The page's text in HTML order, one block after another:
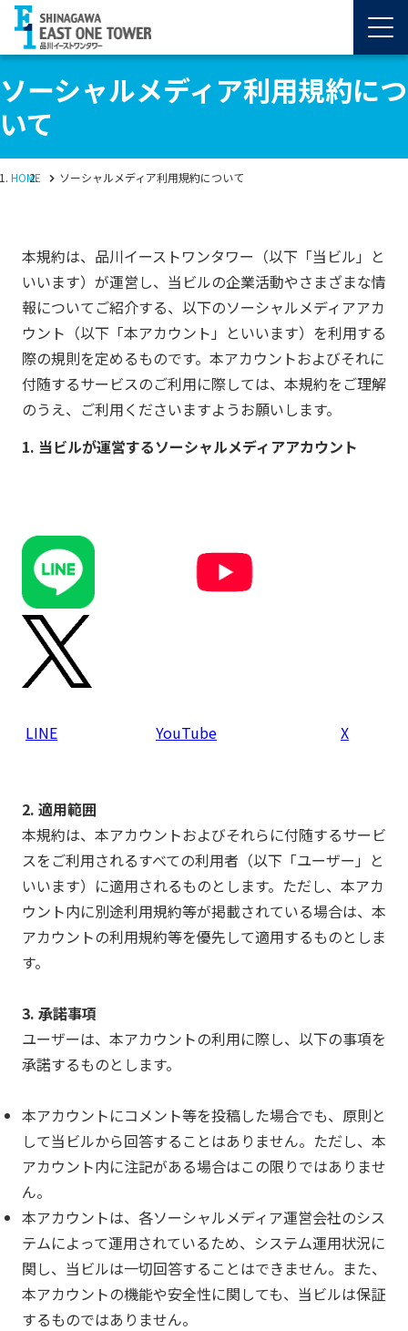
ソーシャルメディア利用規約につ
いて
HOME ソーシャルメディア利用規約について
本規約は、品川イーストワンタワー（以下「当ビル」と
いいます）が運営し、当ビルの企業活動やさまざまな情
報についてご紹介する、以下のソーシャルメディアアカ
ウント（以下「本アカウント」といいます）を利用する
際の規則を定めるものです。本アカウントおよびそれに
付随するサービスのご利用に際しては、本規約をご理解
のうえ、ご利用くださいますようお願いします。
1. 当ビルが運営するソーシャルメディアアカウント
LINE YouTube X
2. 適用範囲
本規約は、本アカウントおよびそれらに付随するサービ
スをご利用されるすべての利用者（以下「ユーザー」と
いいます）に適用されるものとします。ただし、本アカ
ウント内に別途利用規約等が掲載されている場合は、本
アカウントの利用規約等を優先して適用するものとしま
す。
3. 承諾事項
ユーザーは、本アカウントの利用に際し、以下の事項を
承諾するものとします。
本アカウントにコメント等を投稿した場合でも、原則と
して当ビルから回答することはありません。ただし、本
アカウント内に注記がある場合はこの限りではありませ
ん。
本アカウントは、各ソーシャルメディア運営会社のシス
テムによって運用されているため、システム運用状況に
関し、当ビルは一切回答することはできません。また、
本アカウントの機能や安全性に関しても、当ビルは保証
するものではありません。